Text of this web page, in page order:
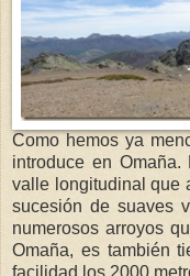
Como hemos ya
introduce en
valle longitudinal que
sucesión de suaves
numerosos arroyos
Omaña, es también
facilidad los 2000